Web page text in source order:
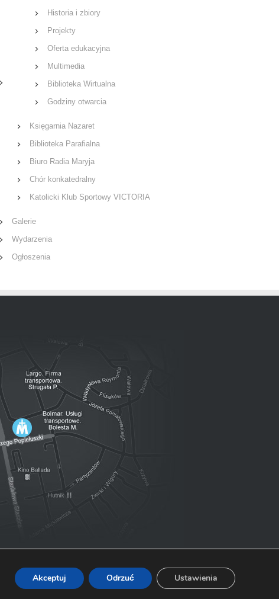
Historia i zbiory
Projekty
Oferta edukacyjna
Multimedia
Biblioteka Wirtualna
Godziny otwarcia
Księgarnia Nazaret
Biblioteka Parafialna
Biuro Radia Maryja
Chór konkatedralny
Katolicki Klub Sportowy VICTORIA
Galerie
Wydarzenia
Ogłoszenia
Akceptuj Odrzuć Ustawienia